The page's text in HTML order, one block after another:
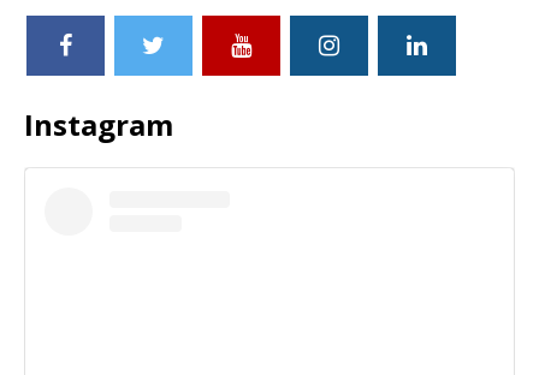
Instagram